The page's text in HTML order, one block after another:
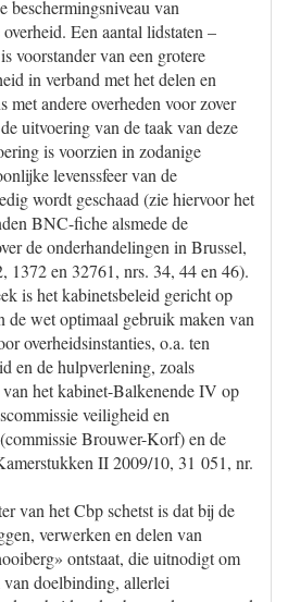
beschermingsniveau van
Een aantal lidstaten –
voorstander van een grotere
in verband met het delen en
met andere overheden voor zover
uitvoering van de taak van deze
is voorzien in zodanige
levenssfeer van de
wordt geschaad (zie hiervoor het
BNC-fiche alsmede de
de onderhandelingen in Brussel,
1372 en 32761, nrs. 34, 44 en 46).
is het kabinetsbeleid gericht op
de wet optimaal gebruik maken van
overheidsinstanties, o.a. ten
en de hulpverlening, zoals
het kabinet-Balkenende IV op
veiligheid en
Brouwer-Korf) en de
II 2009/10, 31 051, nr.
van het Cbp schetst is dat bij de
verwerken en delen van
ontstaat, die uitnodigt om
doelbinding, allerlei